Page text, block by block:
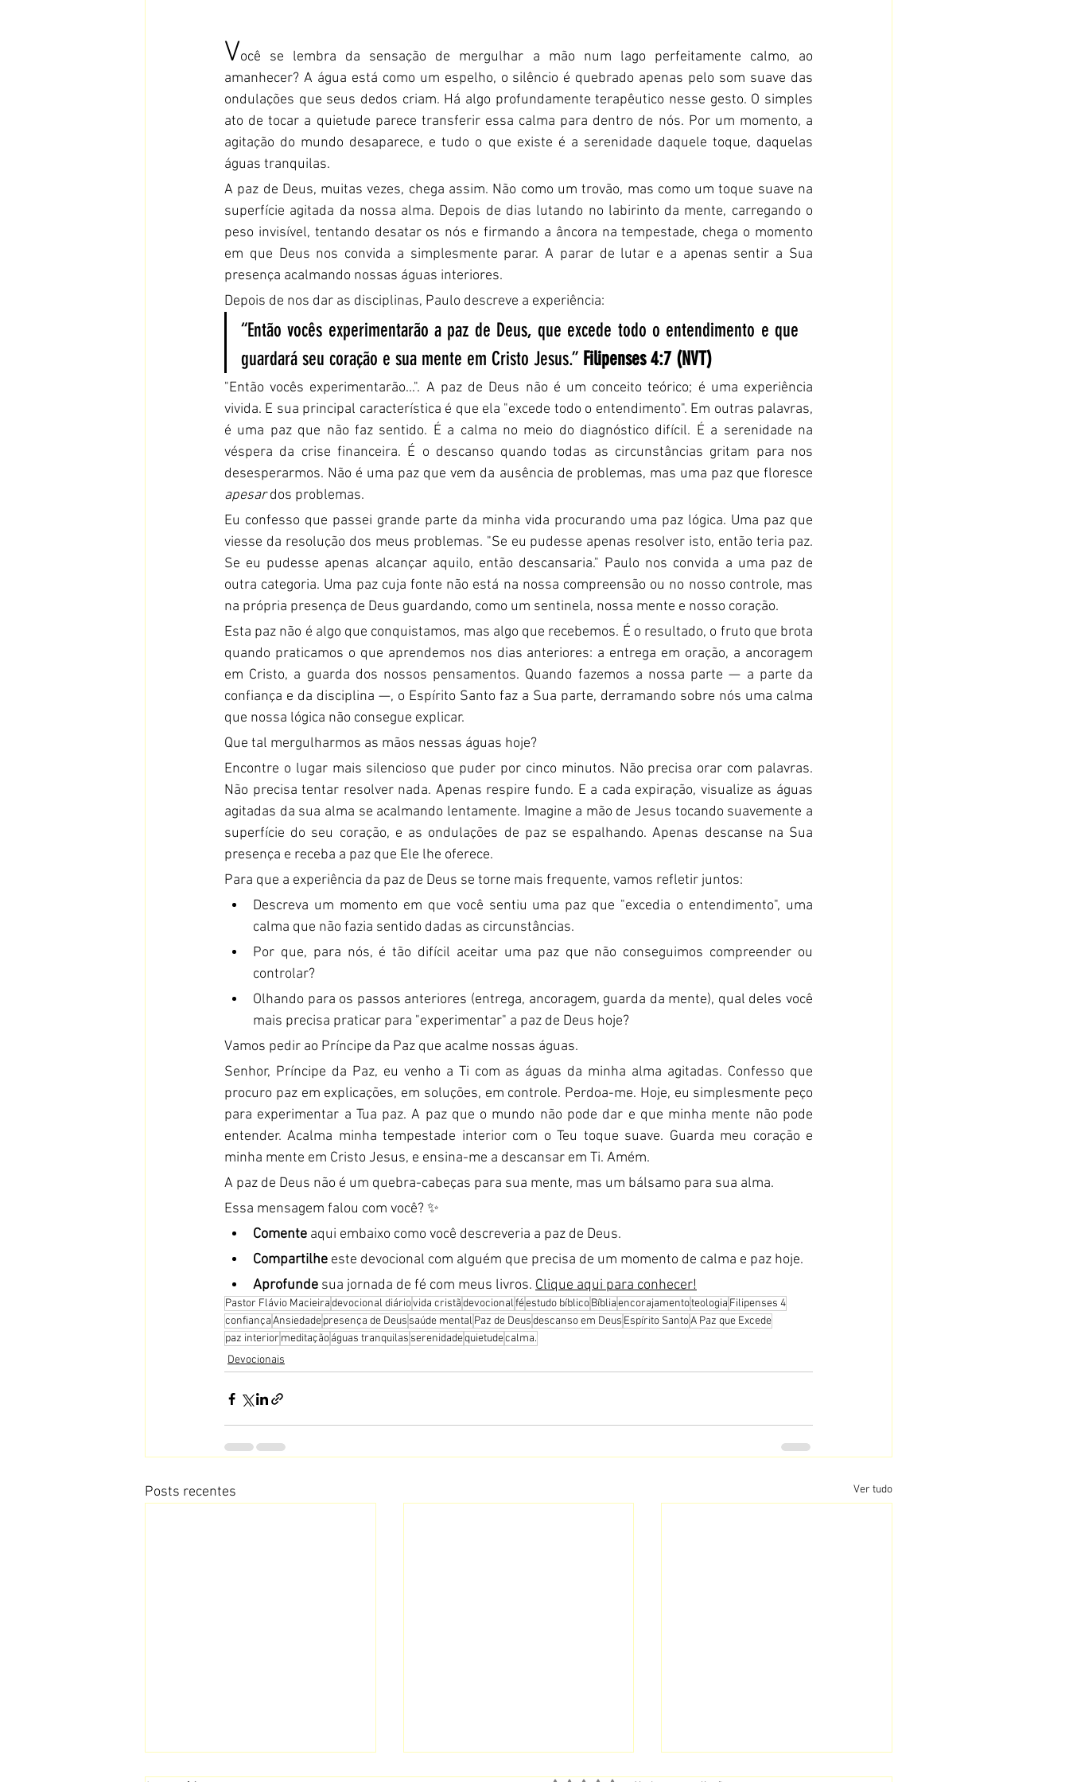
Você se lembra da sensação de mergulhar a mão num lago perfeitamente calmo, ao
amanhecer? A água está como um espelho, o silêncio é quebrado apenas pelo som suave das
ondulações que seus dedos criam. Há algo profundamente terapêutico nesse gesto. O simples
ato de tocar a quietude parece transferir essa calma para dentro de nós. Por um momento, a
agitação do mundo desaparece, e tudo o que existe é a serenidade daquele toque, daquelas
águas tranquilas.
A paz de Deus, muitas vezes, chega assim. Não como um trovão, mas como um toque suave na
superfície agitada da nossa alma. Depois de dias lutando no labirinto da mente, carregando o
peso invisível, tentando desatar os nós e firmando a âncora na tempestade, chega o momento
em que Deus nos convida a simplesmente parar. A parar de lutar e a apenas sentir a Sua
presença acalmando nossas águas interiores.
Depois de nos dar as disciplinas, Paulo descreve a experiência:
“Então vocês experimentarão a paz de Deus, que excede todo o entendimento e que
guardará seu coração e sua mente em Cristo Jesus.” Filipenses 4:7 (NVT)
"Então vocês experimentarão...". A paz de Deus não é um conceito teórico; é uma experiência
vivida. E sua principal característica é que ela "excede todo o entendimento". Em outras palavras,
é uma paz que não faz sentido. É a calma no meio do diagnóstico difícil. É a serenidade na
véspera da crise financeira. É o descanso quando todas as circunstâncias gritam para nos
apesar dos problemas.
Eu confesso que passei grande parte da minha vida procurando uma paz lógica. Uma paz que
viesse da resolução dos meus problemas. "Se eu pudesse apenas resolver isto, então teria paz.
Se eu pudesse apenas alcançar aquilo, então descansaria." Paulo nos convida a uma paz de
outra categoria. Uma paz cuja fonte não está na nossa compreensão ou no nosso controle, mas
na própria presença de Deus guardando, como um sentinela, nossa mente e nosso coração.
Esta paz não é algo que conquistamos, mas algo que recebemos. É o resultado, o fruto que brota
quando praticamos o que aprendemos nos dias anteriores: a entrega em oração, a ancoragem
em Cristo, a guarda dos nossos pensamentos. Quando fazemos a nossa parte — a parte da
confiança e da disciplina —, o Espírito Santo faz a Sua parte, derramando sobre nós uma calma
que nossa lógica não consegue explicar.
Que tal mergulharmos as mãos nessas águas hoje?
Encontre o lugar mais silencioso que puder por cinco minutos. Não precisa orar com palavras.
Não precisa tentar resolver nada. Apenas respire fundo. E a cada expiração, visualize as águas
agitadas da sua alma se acalmando lentamente. Imagine a mão de Jesus tocando suavemente a
superfície do seu coração, e as ondulações de paz se espalhando. Apenas descanse na Sua
presença e receba a paz que Ele lhe oferece.
Para que a experiência da paz de Deus se torne mais frequente, vamos refletir juntos:
Descreva um momento em que você sentiu uma paz que "excedia o entendimento", uma
calma que não fazia sentido dadas as circunstâncias.
Por que, para nós, é tão difícil aceitar uma paz que não conseguimos compreender ou
controlar?
Olhando para os passos anteriores (entrega, ancoragem, guarda da mente), qual deles você
mais precisa praticar para "experimentar" a paz de Deus hoje?
Vamos pedir ao Príncipe da Paz que acalme nossas águas.
Senhor, Príncipe da Paz, eu venho a Ti com as águas da minha alma agitadas. Confesso que
procuro paz em explicações, em soluções, em controle. Perdoa-me. Hoje, eu simplesmente peço
para experimentar a Tua paz. A paz que o mundo não pode dar e que minha mente não pode
entender. Acalma minha tempestade interior com o Teu toque suave. Guarda meu coração e
minha mente em Cristo Jesus, e ensina-me a descansar em Ti. Amém.
A paz de Deus não é um quebra-cabeças para sua mente, mas um bálsamo para sua alma.
Essa mensagem falou com você? ✨
Comente aqui embaixo como você descreveria a paz de Deus.
Compartilhe este devocional com alguém que precisa de um momento de calma e paz hoje.
Aprofunde sua jornada de fé com meus livros. Clique aqui para conhecer!
Pastor Flávio Macieiradevocional diáriovida cristãdevocionalféestudo bíblicoBíbliaencorajamentoteologia Filipenses 4
confiançaAnsiedadepresença de Deus saúde mental Paz de Deusdescanso em Deus Espírito SantoA Paz que Excede
paz interior meditaçãoáguas tranquilas serenidadequietudecalma.
Devocionais
Posts recentes Ver tudo